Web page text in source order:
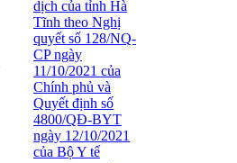
dịch của tỉnh Hà
Tĩnh theo Nghị
quyết số 128/NQ-
CP ngày
11/10/2021 của
Chính phủ và
Quyết định số
4800/QĐ-BYT
ngày 12/10/2021
của Bộ Y tế